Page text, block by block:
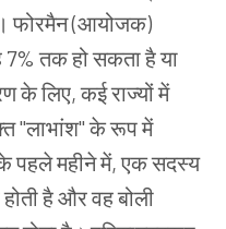
फोरमैन (आयोजक)
तक हो सकता है या
के लिए, कई राज्यों में
"लाभांश" के रूप में
के पहले महीने में, एक सदस्य
है और वह बोली